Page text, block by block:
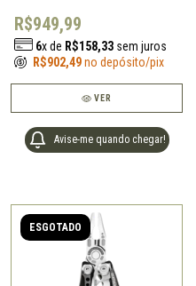
R$949,99
6x de R$158,33sem juros
R$902,49no depósito/pix
VER
Avise-me quando chegar!
ESGOTADO